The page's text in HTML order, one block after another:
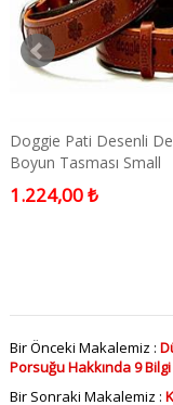
Doggie Pati Desenli
Boyun Tasması Small
Kahverengi
1.224,00 ₺
Bir Önceki Makalemiz :
Porsuğu Hakkında 9 Bilgi
Bir Sonraki Makalemiz :